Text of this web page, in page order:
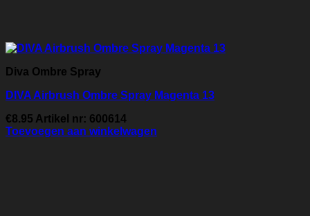
Diva Ombre Spray
DIVA Airbrush Ombre Spray Magenta 13
€8.95 Artikel nr: 600614
Toevoegen aan winkelwagen